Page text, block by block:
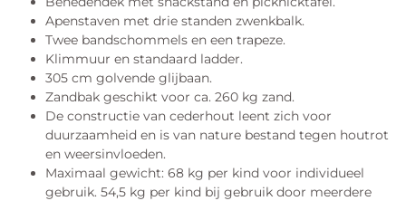
Apenstaven met drie standen zwenkbalk.
Twee bandschommels en een trapeze.
Klimmuur en standaard ladder.
305 cm golvende glijbaan.
Zandbak geschikt voor ca. 260 kg zand.
De constructie van cederhout leent zich voor
duurzaamheid en is van nature bestand tegen houtrot
en weersinvloeden.
Maximaal gewicht: 68 kg per kind voor individueel
gebruik. 54,5 kg per kind bij gebruik door meerdere